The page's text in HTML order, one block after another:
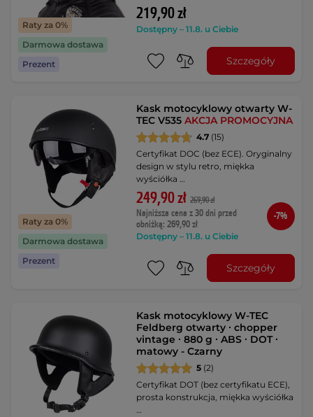
Raty za 0%
Darmowa dostawa
Prezent
219,90 zł
Dostępny – 11.8. u Ciebie
Szczegóły
Raty za 0%
Darmowa dostawa
Prezent
Kask motocyklowy otwarty W-
TEC V535AKCJA PROMOCYJNA
4.7 (15)
Certyfikat DOC (bez ECE). Oryginalny
design w stylu retro, miękka
wyściółka …
249,90 zł 269,90 zł
Najniższa cena z 30 dni przed
obniżką: 269,90 zł
Dostępny – 11.8. u Ciebie
-7%
Szczegóły
Kask motocyklowy W-TEC
Feldberg otwarty ∙ chopper
vintage ∙ 880 g ∙ ABS ∙ DOT ∙
matowy - Czarny
5 (2)
Certyfikat DOT (bez certyfikatu ECE),
prosta konstrukcja, miękka wyściółka
…